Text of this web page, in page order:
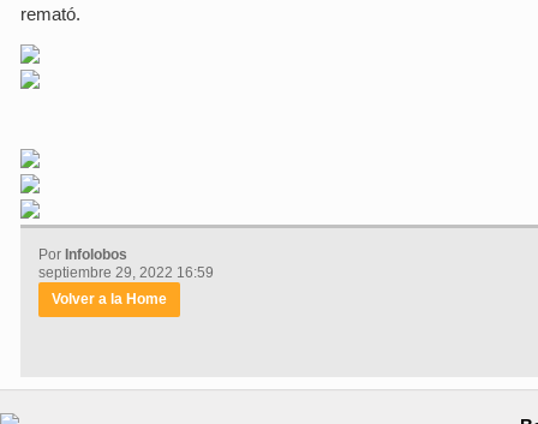
remató.
Por Infolobos
septiembre 29, 2022 16:59
Volver a la Home